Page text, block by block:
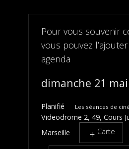
Pour vous souvenir
vous pouvez
agenda
dimanche 21
Planifié Les séances de
Videodrome 2, 49, Cours
Marseille
Carte